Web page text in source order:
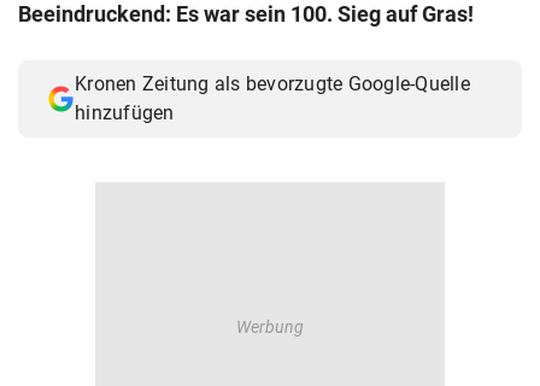
Beeindruckend: Es war sein 100. Sieg auf Gras!
Kronen Zeitung als bevorzugte Google-Quelle
hinzufügen